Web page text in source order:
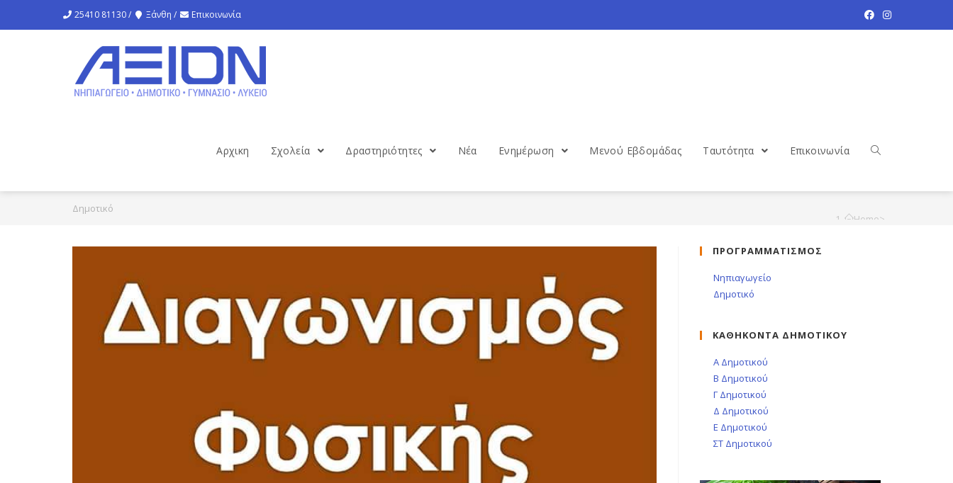
25410 81130 / Ξάνθη / Επικοινωνία
Αρχικη Σχολεία Δραστηριότητες Νέα Ενημέρωση Μενού Εβδομάδας Ταυτότητα Επικοινωνία
Δημοτικό
Home>
ΠΡΟΓΡΑΜΜΑΤΙΣΜΟΣ
Νηπιαγωγείο
Δημοτικό
ΚΑΘΗΚΟΝΤΑ ΔΗΜΟΤΙΚΟΥ
Α Δημοτικού
Β Δημοτικού
Γ Δημοτικού
Δ Δημοτικού
Ε Δημοτικού
ΣΤ Δημοτικού